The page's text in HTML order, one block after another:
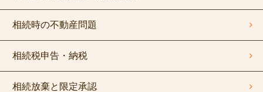
相続時の不動産問題
相続税申告・納税
相続放棄と限定承認